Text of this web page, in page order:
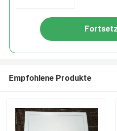
Empfohlene Produkte